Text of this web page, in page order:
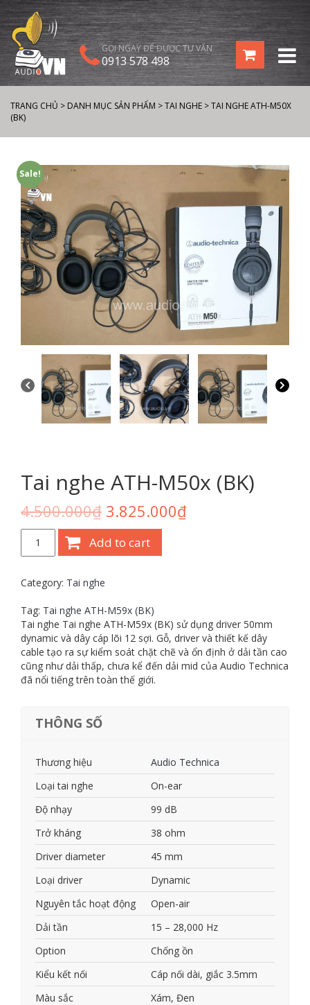
GỌI NGAY ĐỂ ĐƯỢC TƯ VẤN
0913 578 498
TRANG CHỦ > DANH MỤC SẢN PHẨM >TAI NGHE >TAI NGHE ATH-M50X
(BK)
Sale!
Tai nghe ATH-M50x (BK)
4.500.000₫ 3.825.000₫
nghe
(BK)
Add to cart
Category: Tai nghe
Tag: Tai nghe ATH-M59x (BK)
Tai nghe Tai nghe ATH-M59x (BK) sử dụng driver 50mm
dynamic và dây cáp lõi 12 sợi. Gỗ, driver và thiết kế dây
cable tạo ra sự kiểm soát chặt chẽ và ổn định ở dải tần cao
cũng như dải thấp, chưa kể đến dải mid của Audio Technica
đã nổi tiếng trên toàn thế giới.
THÔNG SỐ
Thương hiệu
Audio Technica
Loại tai nghe
On-ear
Độ nhạy
99 dB
Trở kháng
38 ohm
Driver diameter
45 mm
Loại driver
Dynamic
Nguyên tắc hoạt động
Open-air
Dải tần
15 – 28,000 Hz
Option
Chống ồn
Kiểu kết nối
Cáp nối dài, giắc 3.5mm
Màu sắc
Xám, Đen